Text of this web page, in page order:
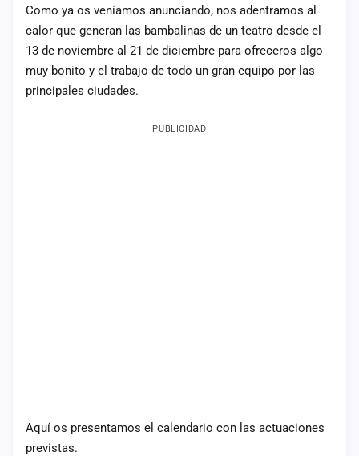
Como ya os veníamos anunciando, nos adentramos al
calor que generan las bambalinas de un teatro desde el
13 de noviembre al 21 de diciembre para ofreceros algo
muy bonito y el trabajo de todo un gran equipo por las
principales ciudades.
PUBLICIDAD
Aquí os presentamos el calendario con las actuaciones
previstas.
fiestas
Componentes
Fichajes